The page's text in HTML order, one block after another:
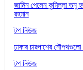
জামিন পেলেন কুমিল্লা তনু
রহমান
টপ নিউজ
ঢাকার চারপাশের নৌপথগুলো
টপ নিউজ